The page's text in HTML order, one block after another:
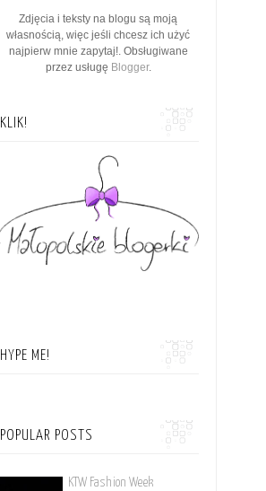
Zdjęcia i teksty na blogu są moją
własnością, więc jeśli chcesz ich użyć
najpierw mnie zapytaj!. Obsługiwane
przez usługę Blogger.
KLIK!
HYPE ME!
POPULAR POSTS
KTW Fashion Week